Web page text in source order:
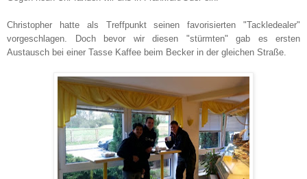
Christopher hatte als Treffpunkt seinen favorisierten "Tackledealer"
vorgeschlagen. Doch bevor wir diesen "stürmten" gab es ersten
Austausch bei einer Tasse Kaffee beim Becker in der gleichen Straße.